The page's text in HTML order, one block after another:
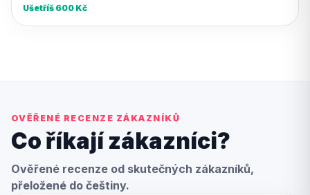
Ušetříš 600 Kč
OVĚŘENÉ RECENZE ZÁKAZNÍKŮ
Co říkají zákazníci?
Ověřené recenze od skutečných zákazníků,
přeložené do češtiny.